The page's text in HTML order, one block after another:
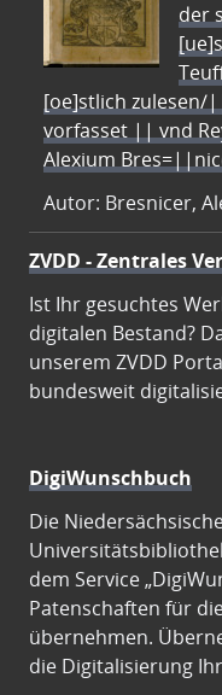
der
[oe]stlich zulesen/
vorfasset || vnd
Alexium
Autor: Bresnicer,
ZVDD - Zentrales
Ist Ihr gesuchtes
digitalen Bestand?
unserem ZVDD
bundesweit
DigiWunschbuch
Die
dem Service
Patenschaften für
übernehmen.
die Digitalisierung